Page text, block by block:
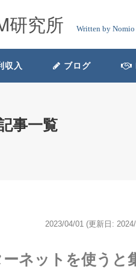
研究所 Written by Nomio
収入 ブログ
事一覧
2023/04/01 (更新日:
ネットを使うと